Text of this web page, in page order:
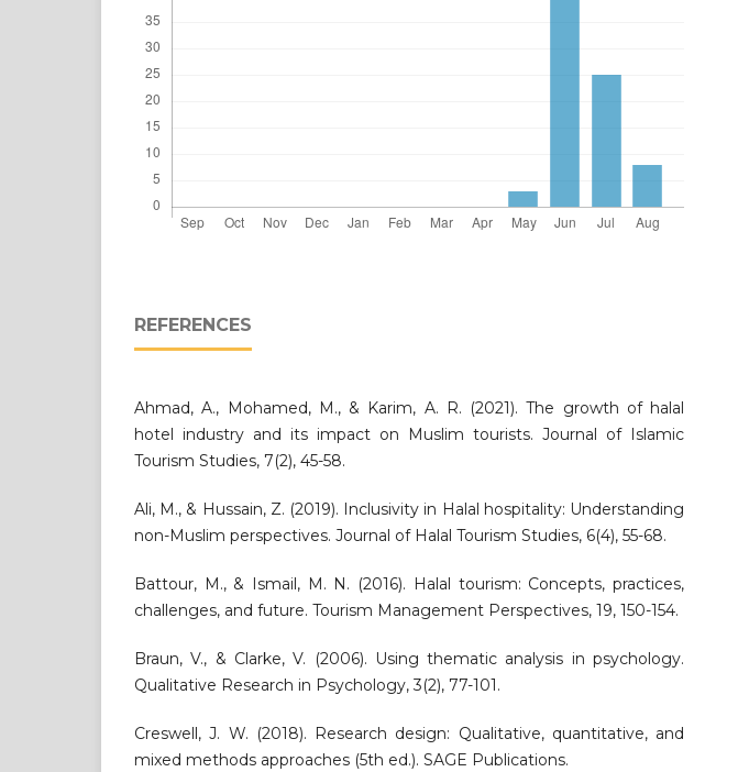
REFERENCES
Ahmad, A., Mohamed, M., & Karim, A. R. (2021). The growth of halal
hotel industry and its impact on Muslim tourists. Journal of Islamic
Tourism Studies, 7(2), 45-58.
Ali, M., & Hussain, Z. (2019). Inclusivity in Halal hospitality: Understanding
non-Muslim perspectives. Journal of Halal Tourism Studies, 6(4), 55-68.
Battour, M., & Ismail, M. N. (2016). Halal tourism: Concepts, practices,
challenges, and future. Tourism Management Perspectives, 19, 150-154.
Braun, V., & Clarke, V. (2006). Using thematic analysis in psychology.
Qualitative Research in Psychology, 3(2), 77-101.
Creswell, J. W. (2018). Research design: Qualitative, quantitative, and
mixed methods approaches (5th ed.). SAGE Publications.